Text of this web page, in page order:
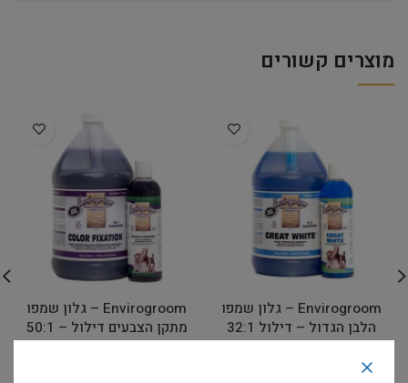
מוצרים קשורים
Envirogroom – גלון שמפו
הלבן הגדול – דילול 32:1
Great White
Envirogroom – גלון שמפו
מתקן הצבעים דילול – 50:1
Color Fixation